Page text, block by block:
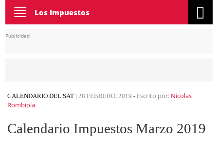
Toggle
navigation
Los Impuestos
Publicidad
CALENDARIO DEL SAT | 28 FEBRERO, 2019 - Escrito por: Nicolas
Rombiola
Calendario Impuestos Marzo 2019